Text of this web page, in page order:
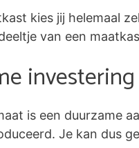
kies jij helemaal
van een
is een duurzame
Je kan dus